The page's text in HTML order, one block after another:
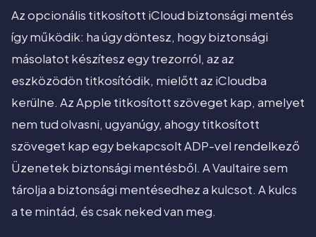
Az opcionális titkosított iCloud biztonsági mentés
így működik: ha úgy döntesz, hogy biztonsági
másolatot készítesz egy trezorról, az az
eszközödön titkosítódik, mielőtt az iCloudba
kerülne. Az Apple titkosított szöveget kap, amelyet
nem tud olvasni, ugyanúgy, ahogy titkosított
szöveget kap egy bekapcsolt ADP-vel rendelkező
Üzenetek biztonsági mentésből. A Vaultaire sem
tárolja a biztonsági mentésedhez a kulcsot. A kulcs
a te mintád, és csak neked van meg.